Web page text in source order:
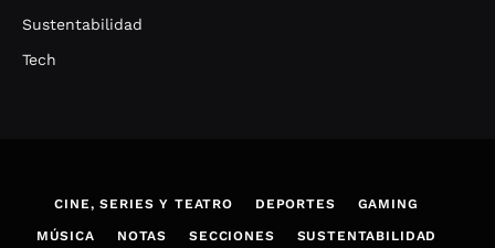
Sustentabilidad
Tech
CINE, SERIES Y TEATRO DEPORTES GAMING
MÚSICA NOTAS SECCIONES SUSTENTABILIDAD